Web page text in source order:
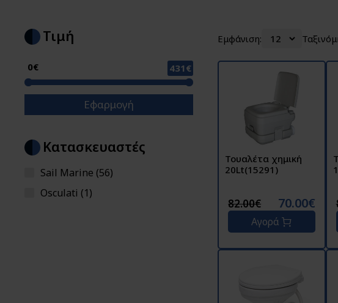
Τιμή
0€ 431€
Εφαρμογή
Κατασκευαστές
Sail Marine (56)
Osculati (1)
Εμφάνιση:
Τουαλέτα χημική
20Lt(15291)
82.00€ 70.00€
Αγορά